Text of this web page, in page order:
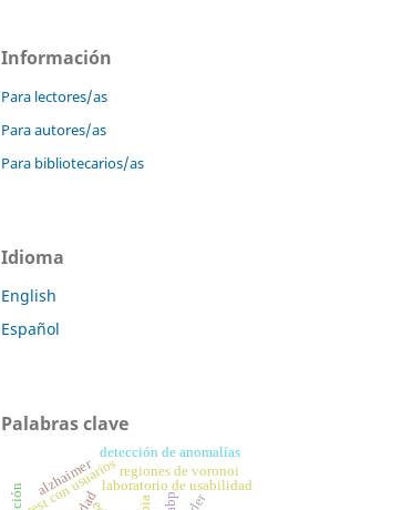
Información
Para lectores/as
Para autores/as
Para bibliotecarios/as
Idioma
English
Español
Palabras clave
laboratorio de usabilidad
test con usuarios
detección de anomalías
regiones de voronoi
abp
alzhaimer